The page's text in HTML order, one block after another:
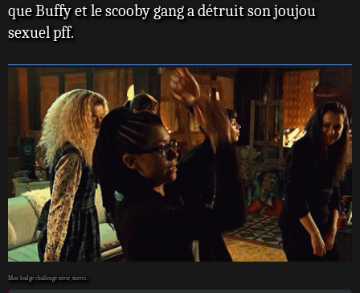
a
g
que Buffy et le scooby gang a détruit son joujou
sexuel pff.
Mon badge challenge série, merci.